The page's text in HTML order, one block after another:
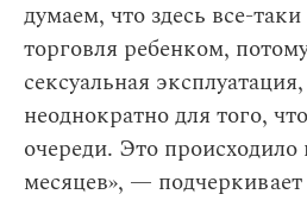
думаем, что здесь все-
торговля ребенком,
сексуальная
неоднократно для того,
очереди. Это происходило
месяцев», —